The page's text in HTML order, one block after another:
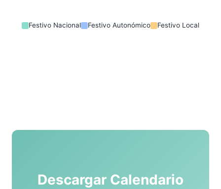
Festivo Nacional Festivo Autonómico Festivo Local
Descargar Calendario